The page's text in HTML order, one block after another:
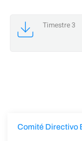
Timestre 3
Comité Directivo